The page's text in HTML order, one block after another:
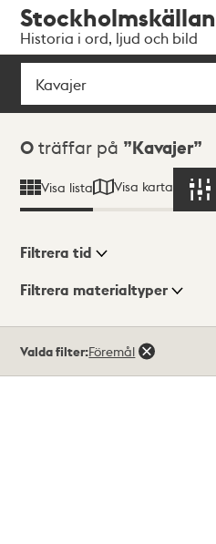
navigationen
huvudinnehållet
Stockholmskällan
Historia i ord, ljud och bild
Sök
Sökresultat
0 träffar på Kavajer
Visa lista Visa karta
Visningsläge
Filtrera tid
Filtrera materialtyper
träffar
Valda filter:Föremål